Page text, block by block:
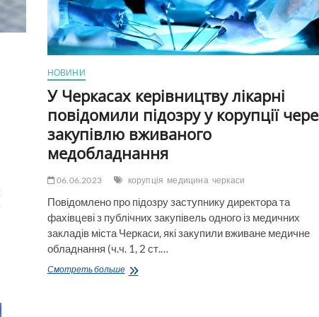
НОВИНИ
У Черкасах керівництву лікарні
повідомили підозру у корупції
закупівлю вживаного
медобладнання
06.06.2023 корупція медицина черкаси
Повідомлено про підозру заступнику директора та
фахівцеві з публічних закупівель одного із медичних
закладів міста Черкаси, які закупили вживане медичне
обладнання (ч.ч. 1, 2 ст.…
Смотреть большеУ